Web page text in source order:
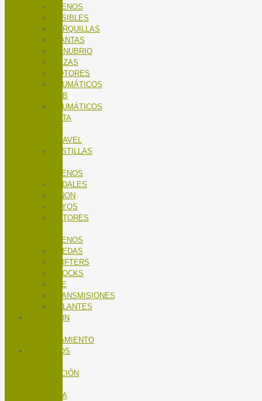
FRENOS
FUSIBLES
HORQUILLAS
LLANTAS
MANUBRIO
MAZAS
MOTORES
NEUMÁTICOS
MTB
NEUMÁTICOS
RUTA
GRAVEL
PASTILLAS
FRENOS
PEDALES
PIÑON
RAYOS
ROTORES
FRENOS
RUEDAS
SHIFTERS
SHOCKS
TEE
TRANSMISIONES
VOLANTES
NUTRICIÓN
ENTRENAMIENTO
SERVICIOS
MANTENCIÓN
BICICLETA